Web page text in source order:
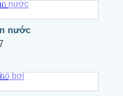
nước